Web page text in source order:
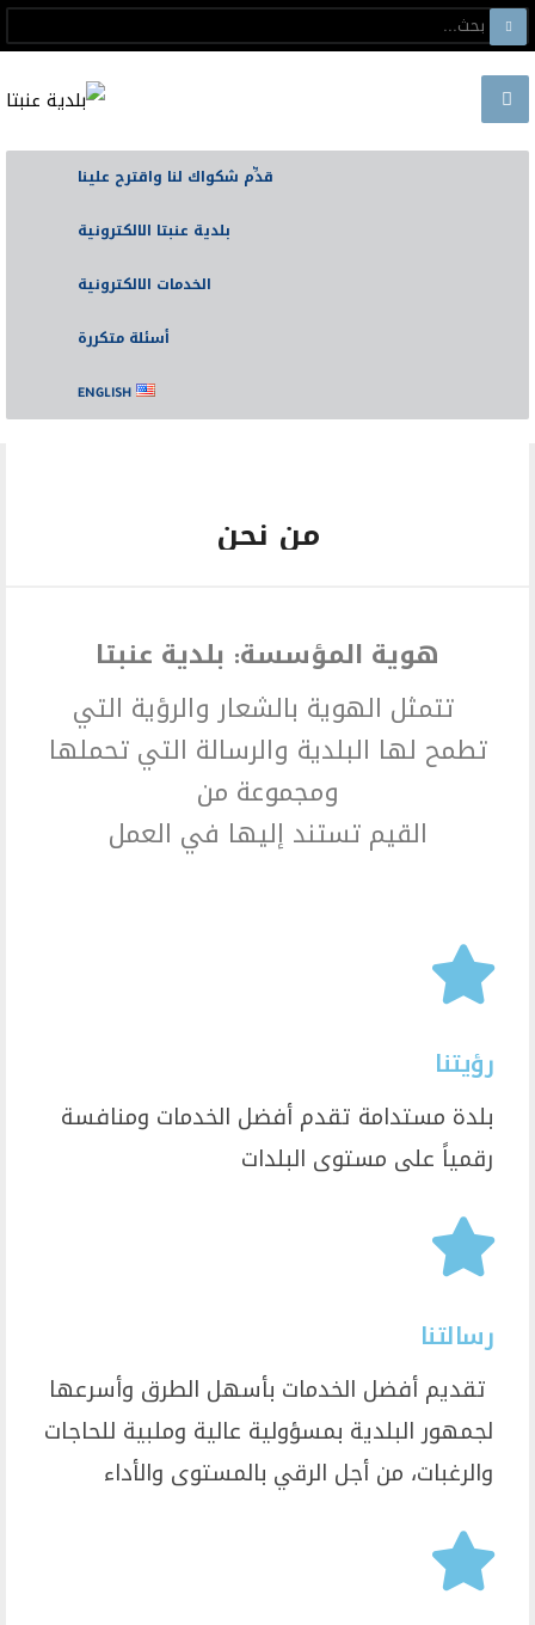
قدِّم شكواك لنا واقترح علينا
بلدية عنبتا الالكترونية
الخدمات الالكترونية
أسئلة متكررة
ENGLISH
من نحن
هوية المؤسسة: بلدية عنبتا
تتمثل الهوية بالشعار والرؤية التي
تطمح لها البلدية والرسالة التي تحملها
ومجموعة من
القيم تستند إليها في العمل
رؤيتنا
بلدة مستدامة تقدم أفضل الخدمات ومنافسة
رقمياً على مستوى البلدات
رسالتنا
تقديم أفضل الخدمات بأسهل الطرق وأسرعها
لجمهور البلدية بمسؤولية عالية وملبية للحاجات
والرغبات، من أجل الرقي بالمستوى والأداء